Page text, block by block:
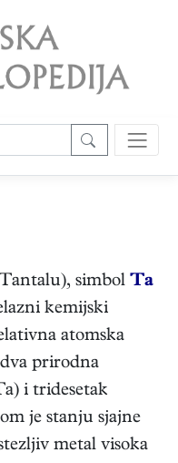
simbol Ta
kemijski
atomska
dva prirodna
i tridesetak
je stanju sjajne
metal visoka